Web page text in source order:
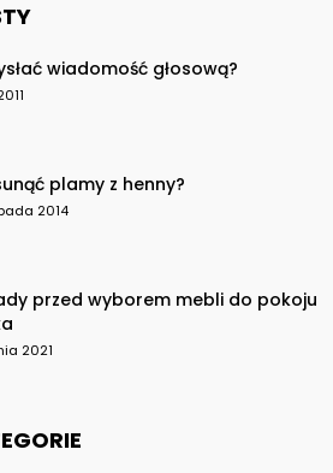
wiadomość głosową?
plamy z henny?
2014
przed wyborem mebli do pokoju
2021